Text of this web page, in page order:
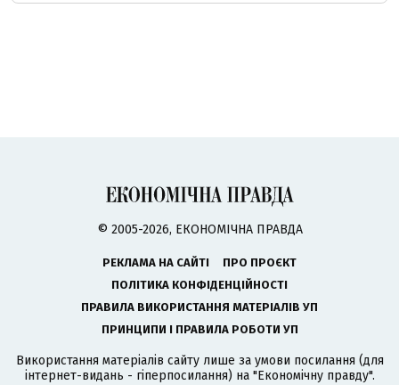
© 2005-2026, ЕКОНОМІЧНА ПРАВДА
РЕКЛАМА НА САЙТІ
ПРО ПРОЄКТ
ПОЛІТИКА КОНФІДЕНЦІЙНОСТІ
ПРАВИЛА ВИКОРИСТАННЯ МАТЕРІАЛІВ УП
ПРИНЦИПИ І ПРАВИЛА РОБОТИ УП
Використання матеріалів сайту лише за умови посилання (для
інтернет-видань - гіперпосилання) на "Економічну правду".